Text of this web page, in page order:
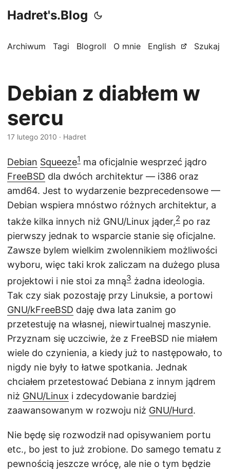
Hadret's.Blog
Archiwum Tagi Blogroll O mnie English Szukaj
Debian z diabłem w
sercu
17 lutego 2010 · Hadret
Debian Squeeze1 ma oficjalnie wesprzeć jądro
FreeBSD dla dwóch architektur — i386 oraz
amd64. Jest to wydarzenie bezprecedensowe —
Debian wspiera mnóstwo różnych architektur, a
także kilka innych niż GNU/Linux jąder,2 po raz
pierwszy jednak to wsparcie stanie się oficjalne.
Zawsze bylem wielkim zwolennikiem możliwości
wyboru, więc taki krok zaliczam na dużego plusa
projektowi i nie stoi za mną3 żadna ideologia.
Tak czy siak pozostaję przy Linuksie, a portowi
GNU/kFreeBSD daję dwa lata zanim go
przetestuję na własnej, niewirtualnej maszynie.
Przyznam się uczciwie, że z FreeBSD nie miałem
wiele do czynienia, a kiedy już to następowało, to
nigdy nie były to łatwe spotkania. Jednak
chciałem przetestować Debiana z innym jądrem
niż GNU/Linux i zdecydowanie bardziej
zaawansowanym w rozwoju niż GNU/Hurd.
Nie będę się rozwodził nad opisywaniem portu
etc., bo jest to już zrobione. Do samego tematu z
pewnością jeszcze wrócę, ale nie o tym będzie